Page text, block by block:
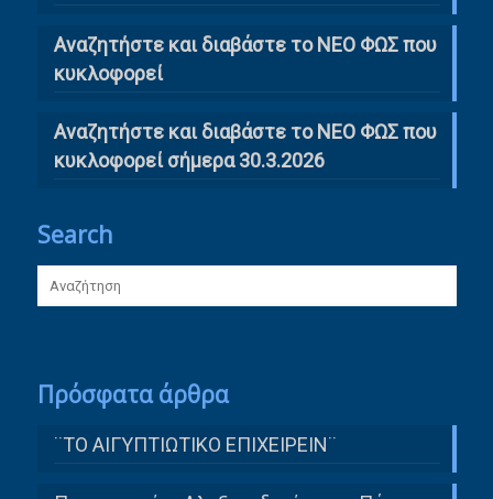
Αναζητήστε και διαβάστε το ΝΕΟ ΦΩΣ που
κυκλοφορεί
Αναζητήστε και διαβάστε το ΝΕΟ ΦΩΣ που
κυκλοφορεί σήμερα 30.3.2026
Search
Πρόσφατα άρθρα
¨ΤΟ ΑΙΓΥΠΤΙΩΤΙΚΟ ΕΠΙΧΕΙΡΕΙΝ¨